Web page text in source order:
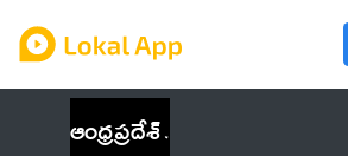
ఆంధ్రప్రదేశ్